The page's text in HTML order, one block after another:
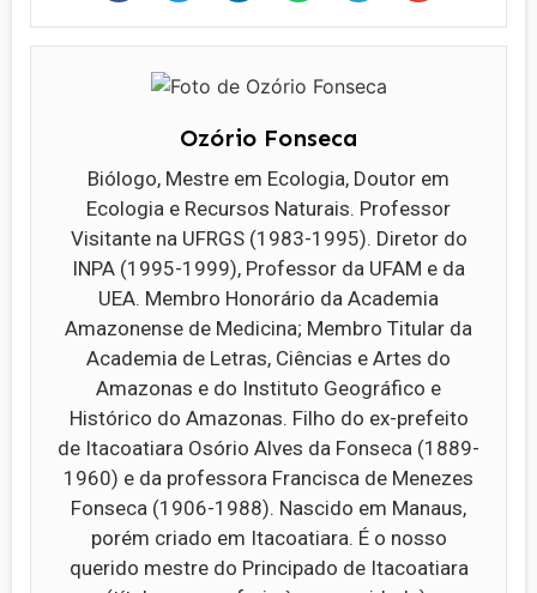
Ozório Fonseca
Biólogo, Mestre em Ecologia, Doutor em
Ecologia e Recursos Naturais. Professor
Visitante na UFRGS (1983-1995). Diretor do
INPA (1995-1999), Professor da UFAM e da
UEA. Membro Honorário da Academia
Amazonense de Medicina; Membro Titular da
Academia de Letras, Ciências e Artes do
Amazonas e do Instituto Geográfico e
Histórico do Amazonas. Filho do ex-prefeito
de Itacoatiara Osório Alves da Fonseca (1889-
1960) e da professora Francisca de Menezes
Fonseca (1906-1988). Nascido em Manaus,
porém criado em Itacoatiara. É o nosso
querido mestre do Principado de Itacoatiara